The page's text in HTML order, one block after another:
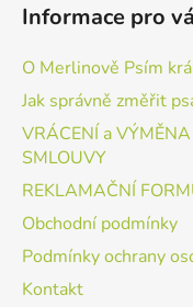
Informace pro
O Merlinově Psím
Jak správně změřit
VRÁCENÍ a
SMLOUVY
REKLAMAČNÍ
Obchodní podmínky
Podmínky ochrany
Kontakt